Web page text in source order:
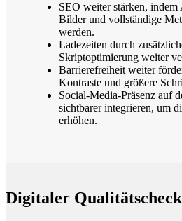
SEO weiter stärken,
Bilder und vollständige
werden.
Ladezeiten durch
Skriptoptimierung weiter
Barrierefreiheit weiter
Kontraste und größere
Social-Media-Präsenz auf
sichtbarer integrieren, um
erhöhen.
Digitaler Qualitätscheck